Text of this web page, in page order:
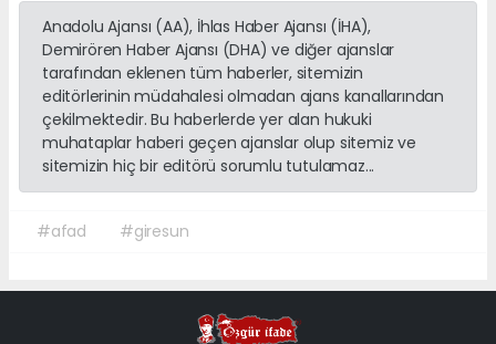
Anadolu Ajansı (AA), İhlas Haber Ajansı (İHA),
Demirören Haber Ajansı (DHA) ve diğer ajanslar
tarafından eklenen tüm haberler, sitemizin
editörlerinin müdahalesi olmadan ajans kanallarından
çekilmektedir. Bu haberlerde yer alan hukuki
muhataplar haberi geçen ajanslar olup sitemiz ve
sitemizin hiç bir editörü sorumlu tutulamaz...
#afad #giresun